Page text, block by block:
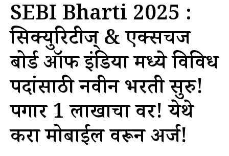
SEBI Bharti 2025 :
सिक्युरिटीज् & एक्सचेंज
बोर्ड ऑफ इंडिया मध्ये विविध
पदांसाठी नवीन भरती सुरु!
पगार 1 लाखाचा वर! येथे
करा मोबाईल वरून अर्ज!